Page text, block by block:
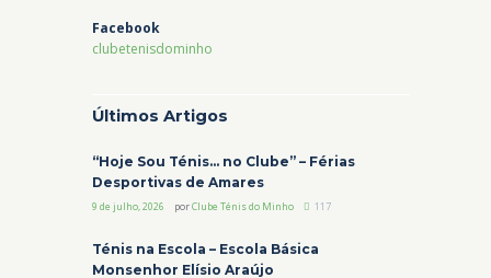
Facebook
clubetenisdominho
Últimos Artigos
“Hoje Sou Ténis… no Clube” – Férias
Desportivas de Amares
9 de julho, 2026 porClube Ténis do Minho 117
Ténis na Escola – Escola Básica
Monsenhor Elísio Araújo